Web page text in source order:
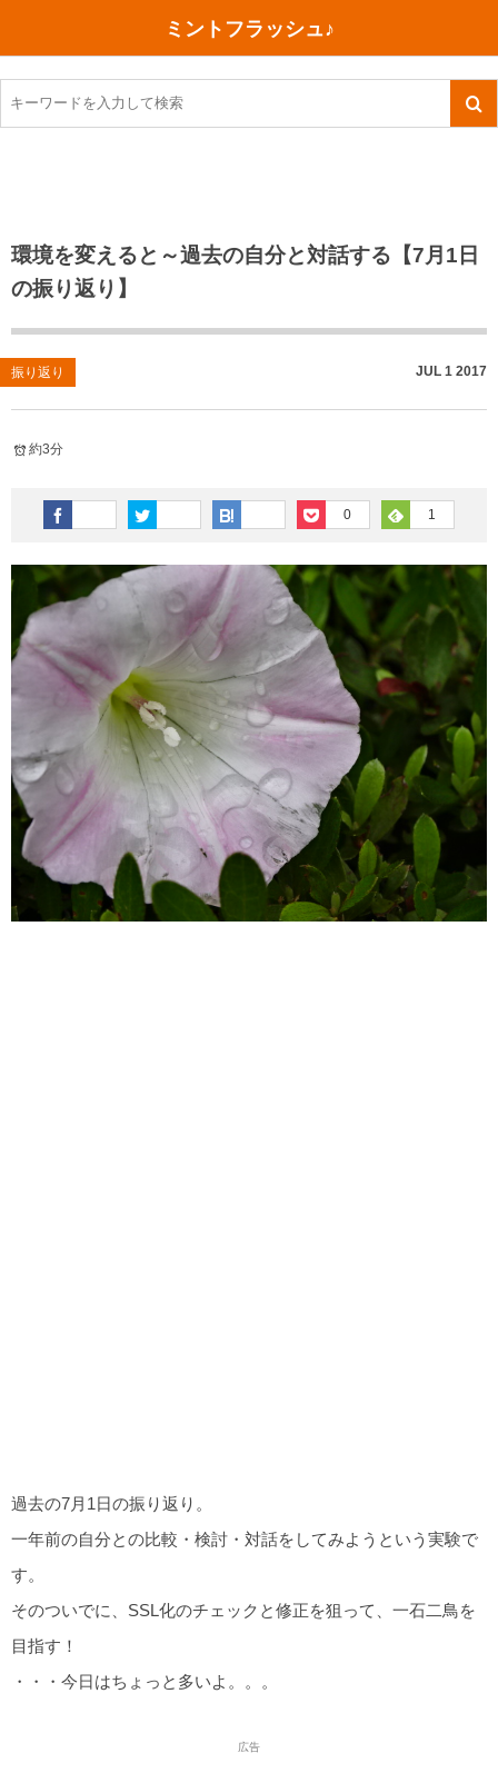
ミントフラッシュ♪
環境を変えると～過去の自分と対話する【7月1日
の振り返り】
振り返り JUL 1 2017
約3分
0 1
過去の7月1日の振り返り。
一年前の自分との比較・検討・対話をしてみようという実験で
す。
そのついでに、SSL化のチェックと修正を狙って、一石二鳥を
目指す！
・・・今日はちょっと多いよ。。。
広告
TOEIC感想・結果
TOEIC800点への道
TOEIC（作戦・ノウハウなど）
TOEIC700点への道
英単語
その他英語関連
今日買った本
ご朱印帳めぐり
川越（埼玉県）
沖縄
神戸
行ってきたあれこれ
旅行関連あれこれ
ファスティング
コスメ
ダイエット
健康あれこれ
美容あれこれ
食べ物
今日の一枚
月、星、宇宙